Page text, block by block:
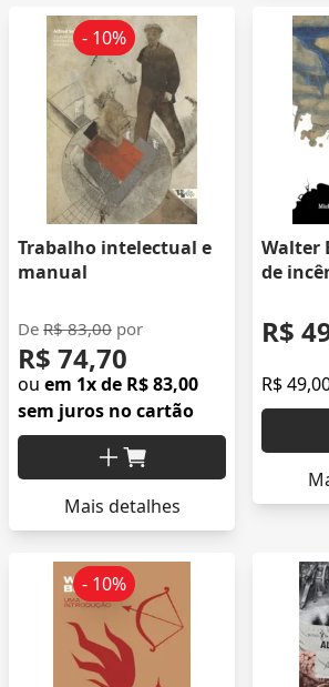
Trabalho intelectual e
manual
De R$ 83,00 por
R$ 74,70
ou em 1x de R$ 83,00
sem juros no cartão
- 10%
Mais detalhes
Walter
de
R$
R$
- 10%